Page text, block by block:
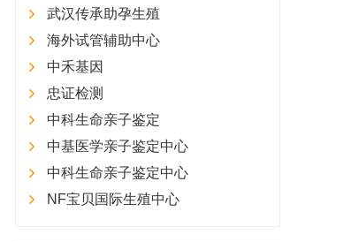
武汉传承助孕生殖
海外试管辅助中心
中禾基因
忠证检测
中科生命亲子鉴定
中基医学亲子鉴定中心
中科生命亲子鉴定中心
NF宝贝国际生殖中心